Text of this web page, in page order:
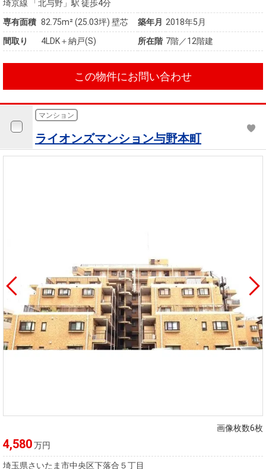
埼京線 「北与野」駅 徒歩4分
専有面積 82.75m²(25.03坪) 壁芯 築年月 2018年5月
間取り
4LDK＋納戸(S) 所在階 7階／12階建
この物件にお問い合わせ
マンション
ライオンズマンション与野本町
画像枚数6枚
4,580万円
埼玉県さいたま市中央区下落合５丁目